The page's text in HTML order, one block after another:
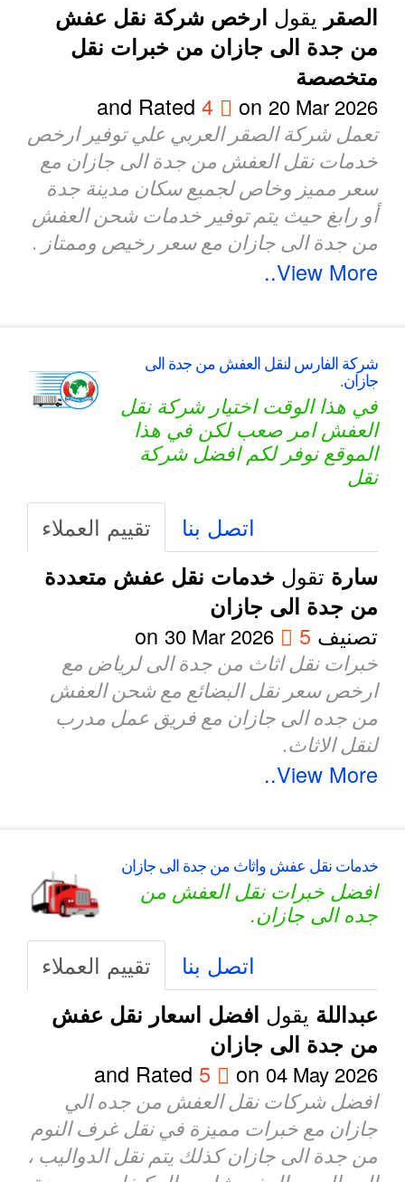
الصقريقولارخص شركة نقل عفش
من جدة الى جازان من خبرات نقل
متخصصة
and Rated 4 on20 Mar 2026
تعمل شركة الصقر العربي علي توفير ارخص
خدمات نقل العفش من جدة الى جازان مع
سعر مميز وخاص لجميع سكان مدينة جدة
أو رابغ حيث يتم توفير خدمات شحن العفش
من جدة الى جازان مع سعر رخيص وممتاز .
View More..
شركة الفارس لنقل العفش من جدة الى
جازان.
في هذا الوقت اختيار شركة نقل
العفش امر صعب لكن في هذا
الموقع نوفر لكم افضل شركة
نقل
تقييم العملاء اتصل بنا
سارةتقولخدمات نقل عفش متعددة
من جدة الى جازان
تصنيف5
30 Mar 2026
خبرات نقل اثاث من جدة الى لرياض مع
ارخص سعر نقل البضائع مع شحن العفش
من جده الى جازان مع فريق عمل مدرب
لنقل الاثاث.
View More..
خدمات نقل عفش واثاث من جدة الى جازان
افضل خبرات نقل العفش من
جده الى جازان.
تقييم العملاء اتصل بنا
عبداللةيقولافضل اسعار نقل عفش
من جدة الى جازان
and Rated 5 on04 May 2026
افضل شركات نقل العفش من جده الي
جازان مع خبرات مميزة في نقل غرف النوم
من جدة الى جازان كذلك يتم نقل الدواليب ،